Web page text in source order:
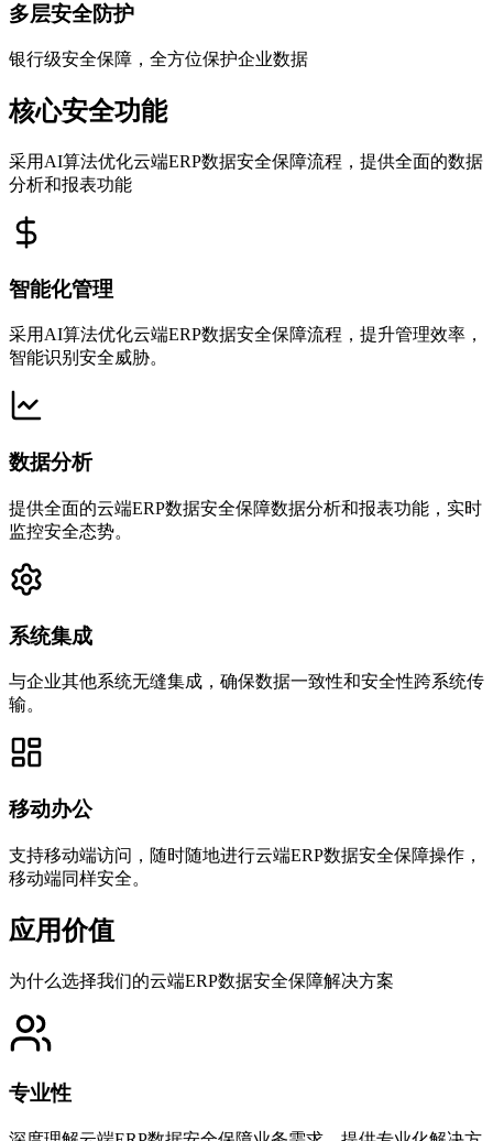
多层安全防护
银行级安全保障，全方位保护企业数据
核心安全功能
采用AI算法优化云端ERP数据安全保障流程，提供全面的数据
分析和报表功能
智能化管理
采用AI算法优化云端ERP数据安全保障流程，提升管理效率，
智能识别安全威胁。
数据分析
提供全面的云端ERP数据安全保障数据分析和报表功能，实时
监控安全态势。
系统集成
与企业其他系统无缝集成，确保数据一致性和安全性跨系统传
输。
移动办公
支持移动端访问，随时随地进行云端ERP数据安全保障操作，
移动端同样安全。
应用价值
为什么选择我们的云端ERP数据安全保障解决方案
专业性